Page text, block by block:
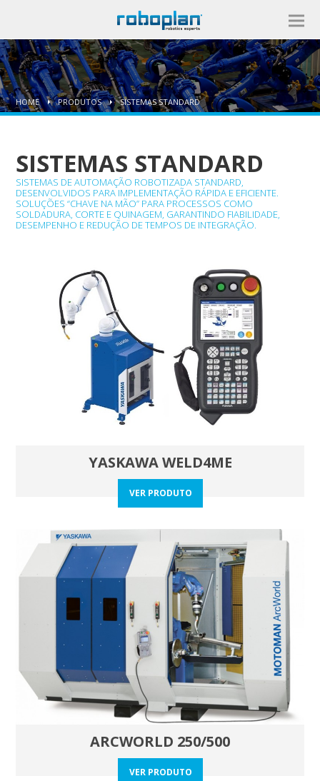
HOME PRODUTOS SISTEMAS STANDARD
SISTEMAS STANDARD
SISTEMAS DE AUTOMAÇÃO ROBOTIZADA STANDARD,
DESENVOLVIDOS PARA IMPLEMENTAÇÃO RÁPIDA E EFICIENTE.
SOLUÇÕES “CHAVE NA MÃO” PARA PROCESSOS COMO
SOLDADURA, CORTE E QUINAGEM, GARANTINDO FIABILIDADE,
DESEMPENHO E REDUÇÃO DE TEMPOS DE INTEGRAÇÃO.
YASKAWA WELD4ME
VER PRODUTO
ARCWORLD 250/500
VER PRODUTO